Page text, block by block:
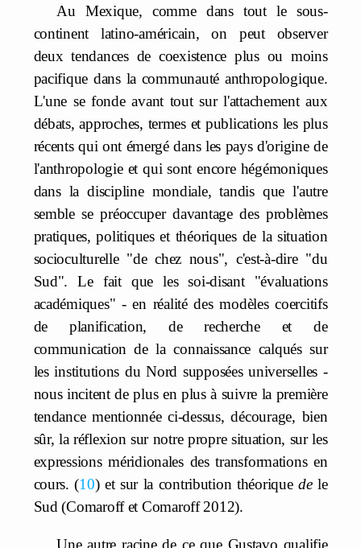
Au Mexique, comme dans tout le sous-
continent latino-américain, on peut observer
deux tendances de coexistence plus ou moins
pacifique dans la communauté anthropologique.
L'une se fonde avant tout sur l'attachement aux
débats, approches, termes et publications les plus
récents qui ont émergé dans les pays d'origine de
l'anthropologie et qui sont encore hégémoniques
dans la discipline mondiale, tandis que l'autre
semble se préoccuper davantage des problèmes
pratiques, politiques et théoriques de la situation
socioculturelle "de chez nous", c'est-à-dire "du
Sud". Le fait que les soi-disant "évaluations
académiques" - en réalité des modèles coercitifs
de planification, de recherche et de
communication de la connaissance calqués sur
les institutions du Nord supposées universelles -
nous incitent de plus en plus à suivre la première
tendance mentionnée ci-dessus, décourage, bien
sûr, la réflexion sur notre propre situation, sur les
expressions méridionales des transformations en
cours.
10 et sur la contribution théoriquedele
Sud (Comaroff et Comaroff 2012).
Une autre racine de ce que Gustavo qualifie